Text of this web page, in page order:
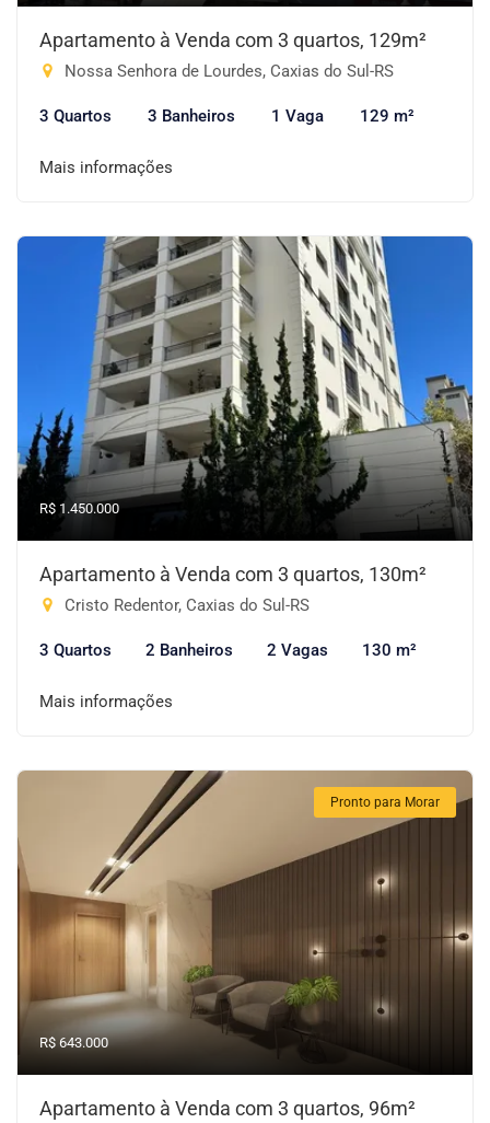
Apartamento à Venda com 3 quartos, 129m²
Nossa Senhora de Lourdes, Caxias do Sul-RS
3 Quartos 3 Banheiros 1 Vaga 129 m²
Mais informações
R$ 1.450.000
Apartamento à Venda com 3 quartos, 130m²
Cristo Redentor, Caxias do Sul-RS
3 Quartos 2 Banheiros 2 Vagas 130 m²
Mais informações
Pronto para Morar
R$ 643.000
Apartamento à Venda com 3 quartos, 96m²